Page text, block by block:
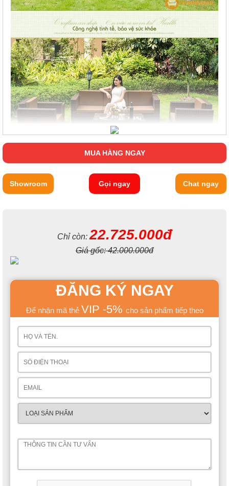
MUA HÀNG NGAY
Showroom Gọi ngay Chat ngay
Chỉ còn:22.725.000đ
Giá gốc:42.000.000đ
ĐĂNG KÝ NGAY
Để nhận mã thẻ VIP -5% cho sản phẩm tiếp theo